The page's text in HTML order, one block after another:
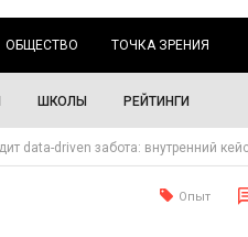
ОБЩЕСТВО ТОЧКА ЗРЕНИЯ
ШКОЛЫ РЕЙТИНГИ
data-driven забота: внутренний
Опыт